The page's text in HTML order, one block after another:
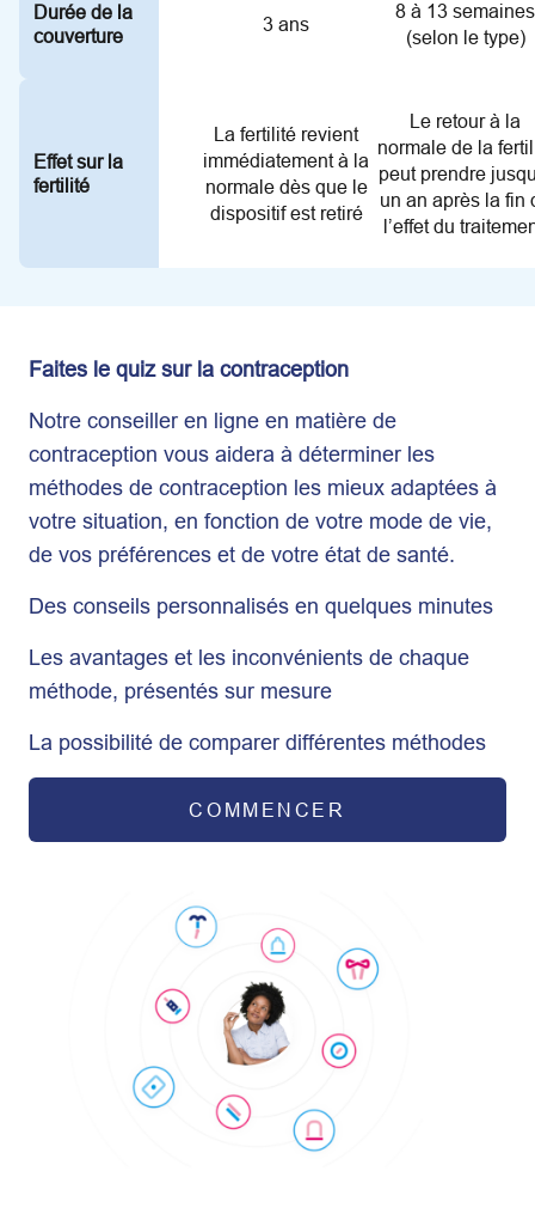
Durée de la
couverture
Effet sur la
fertilité
3 ans
8 à 13 semaines
(selon le type)
La fertilité revient
immédiatement à la
normale dès que le
dispositif est retiré
Le retour à la
normale de la
peut prendre
un an après la fin
l’effet du
Faites le quiz sur la contraception
Notre conseiller en ligne en matière de
contraception vous aidera à déterminer les
méthodes de contraception les mieux adaptées à
votre situation, en fonction de votre mode de vie,
de vos préférences et de votre état de santé.
Des conseils personnalisés en quelques minutes
Les avantages et les inconvénients de chaque
méthode, présentés sur mesure
La possibilité de comparer différentes méthodes
COMMENCER